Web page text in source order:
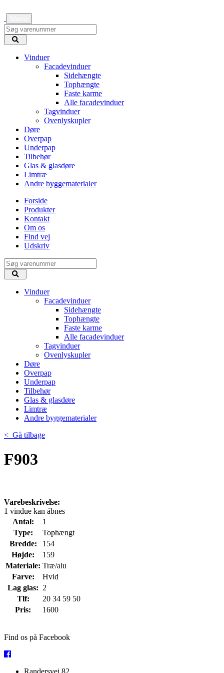
Vinduer
Facadevinduer
Sidehængte
Tophængte
Faste karme
Alle facadevinduer
Tagvinduer
Ovenlyskupler
Døre
Overpap
Underpap
Tilbehør
Glas & glasdøre
Limtræ
Andre byggematerialer
Forside
Produkter
Kontakt
Om os
Find vej
Udskriv
Vinduer
Facadevinduer
Sidehængte
Tophængte
Faste karme
Alle facadevinduer
Tagvinduer
Ovenlyskupler
Døre
Overpap
Underpap
Tilbehør
Glas & glasdøre
Limtræ
Andre byggematerialer
< Gå tilbage
F903
Varebeskrivelse:
1 vindue kan åbnes
Antal:
1
Type:
Tophængt
Bredde:
154
Højde:
159
Materiale: Træ/alu
Farve:
Hvid
Lag glas: 2
Tlf:
20 34 59 50
Pris:
1600
Find os på Facebook
Randersvej 82